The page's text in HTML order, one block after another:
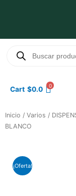
productos
Cart $0.0 0
Inicio / Varios /
BLANCO
¡Oferta!